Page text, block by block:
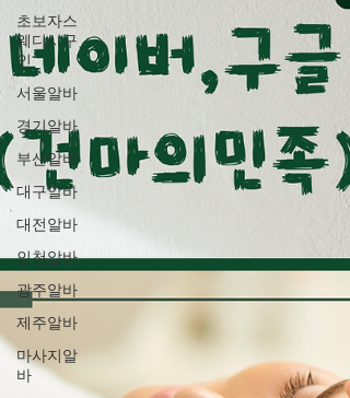
초보자스
웨디시구
인
서울알바
경기알바
부산알바
대구알바
대전알바
인천알바
광주알바
제주알바
마사지알
바